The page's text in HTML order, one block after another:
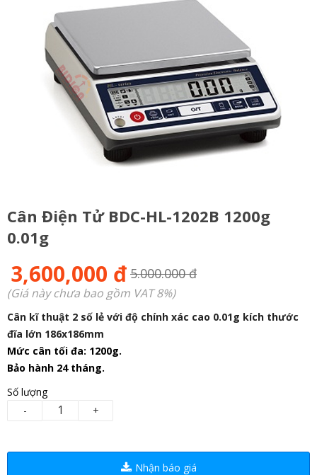
Cân Điện Tử BDC-HL-1202B 1200g
0.01g
3,600,000 đ 5.000.000 đ
(Giá này chưa bao gồm VAT 8%)
Cân kĩ thuật 2 số lẻ với độ chính xác cao 0.01g kích thước
đĩa lớn 186x186mm
Mức cân tối đa: 1200g.
Bảo hành 24 tháng.
Số lượng
-
+
Nhận báo giá